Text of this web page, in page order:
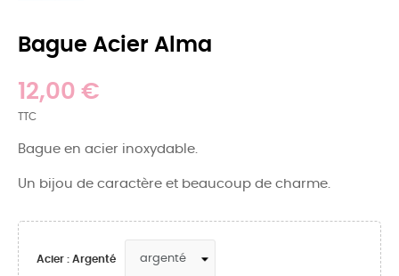
Bague Acier Alma
12,00 €
TTC
Bague en acier inoxydable.
Un bijou de caractère et beaucoup de charme.
Acier : Argenté